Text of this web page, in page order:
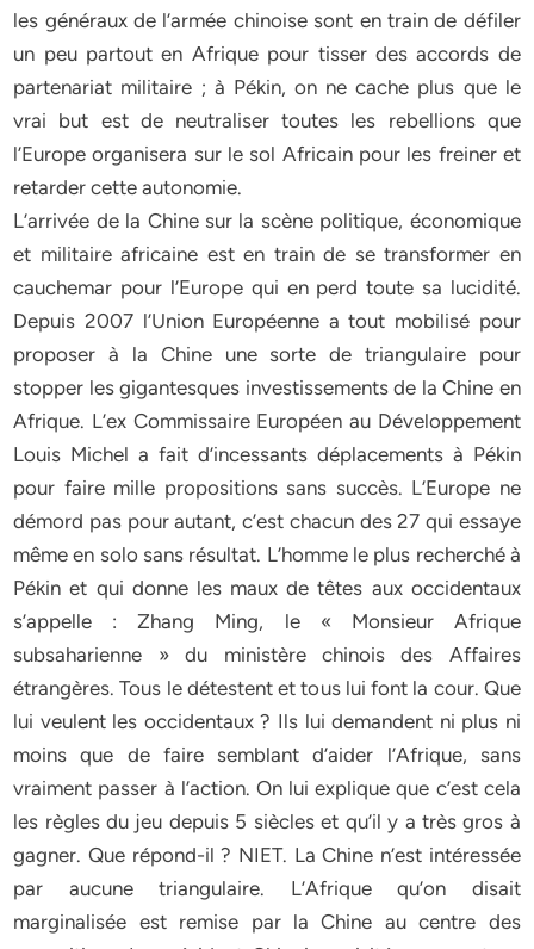
les généraux de l’armée chinoise sont en train de défiler
un peu partout en Afrique pour tisser des accords de
partenariat militaire ; à Pékin, on ne cache plus que le
vrai but est de neutraliser toutes les rebellions que
l’Europe organisera sur le sol Africain pour les freiner et
retarder cette autonomie.
L’arrivée de la Chine sur la scène politique, économique
et militaire africaine est en train de se transformer en
cauchemar pour l’Europe qui en perd toute sa lucidité.
Depuis 2007 l’Union Européenne a tout mobilisé pour
proposer à la Chine une sorte de triangulaire pour
stopper les gigantesques investissements de la Chine en
Afrique. L’ex Commissaire Européen au Développement
Louis Michel a fait d’incessants déplacements à Pékin
pour faire mille propositions sans succès. L’Europe ne
démord pas pour autant, c’est chacun des 27 qui essaye
même en solo sans résultat. L’homme le plus recherché à
Pékin et qui donne les maux de têtes aux occidentaux
s’appelle : Zhang Ming, le « Monsieur Afrique
subsaharienne » du ministère chinois des Affaires
étrangères. Tous le détestent et tous lui font la cour. Que
lui veulent les occidentaux ? Ils lui demandent ni plus ni
moins que de faire semblant d’aider l’Afrique, sans
vraiment passer à l’action. On lui explique que c’est cela
les règles du jeu depuis 5 siècles et qu’il y a très gros à
gagner. Que répond-il ? NIET. La Chine n’est intéressée
par aucune triangulaire. L’Afrique qu’on disait
marginalisée est remise par la Chine au centre des